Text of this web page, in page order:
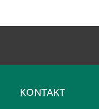
KONTAKT